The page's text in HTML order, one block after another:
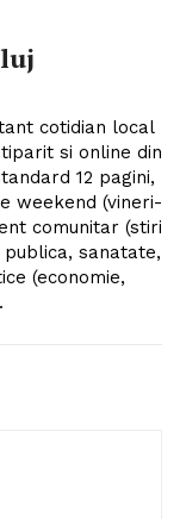
cotidian local
si online din
12 pagini,
weekend (vineri-
comunitar (stiri
sanatate,
(economie,